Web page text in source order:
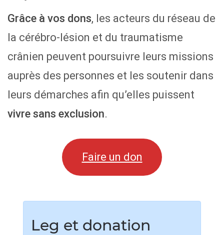
Grâce à vos dons, les acteurs du réseau de
la cérébro-lésion et du traumatisme
crânien peuvent poursuivre leurs missions
auprès des personnes et les soutenir dans
leurs démarches afin qu’elles puissent
vivre sans exclusion.
Faire un don
Leg et donation